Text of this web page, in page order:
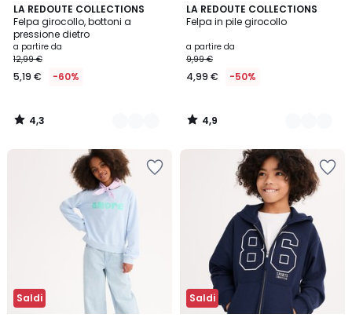
LA REDOUTE COLLECTIONS
Felpa girocollo, bottoni a
pressione dietro
a partire da
12,99 €
5,19 € -60%
4,3
/ 5
2
Colori
4,3
/
LA REDOUTE COLLECTIONS
Felpa in pile girocollo
a partire da
9,99 €
4,99 € -50%
4,9
/ 5
7
Colori
4,9
/
Saldi Saldi